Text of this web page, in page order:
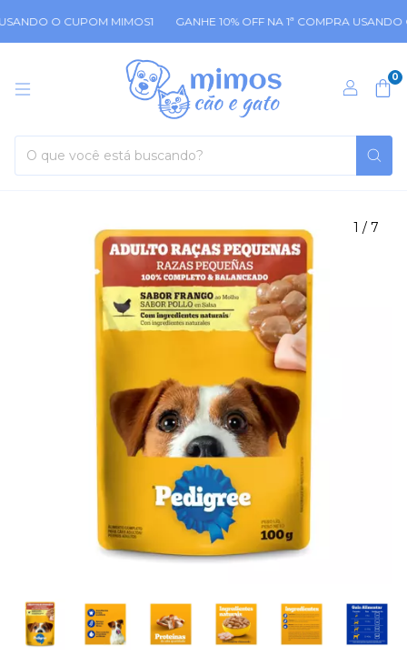
O CUPOM MIMOS1 GANHE 10% OFF NA 1ª COMPRA USANDO O
0
1 / 7